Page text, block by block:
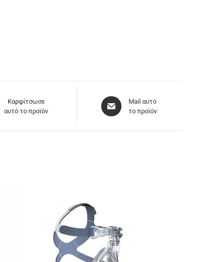
Καρφίτσωσε
αυτό το προϊόν
Mail αυτό
το προϊόν